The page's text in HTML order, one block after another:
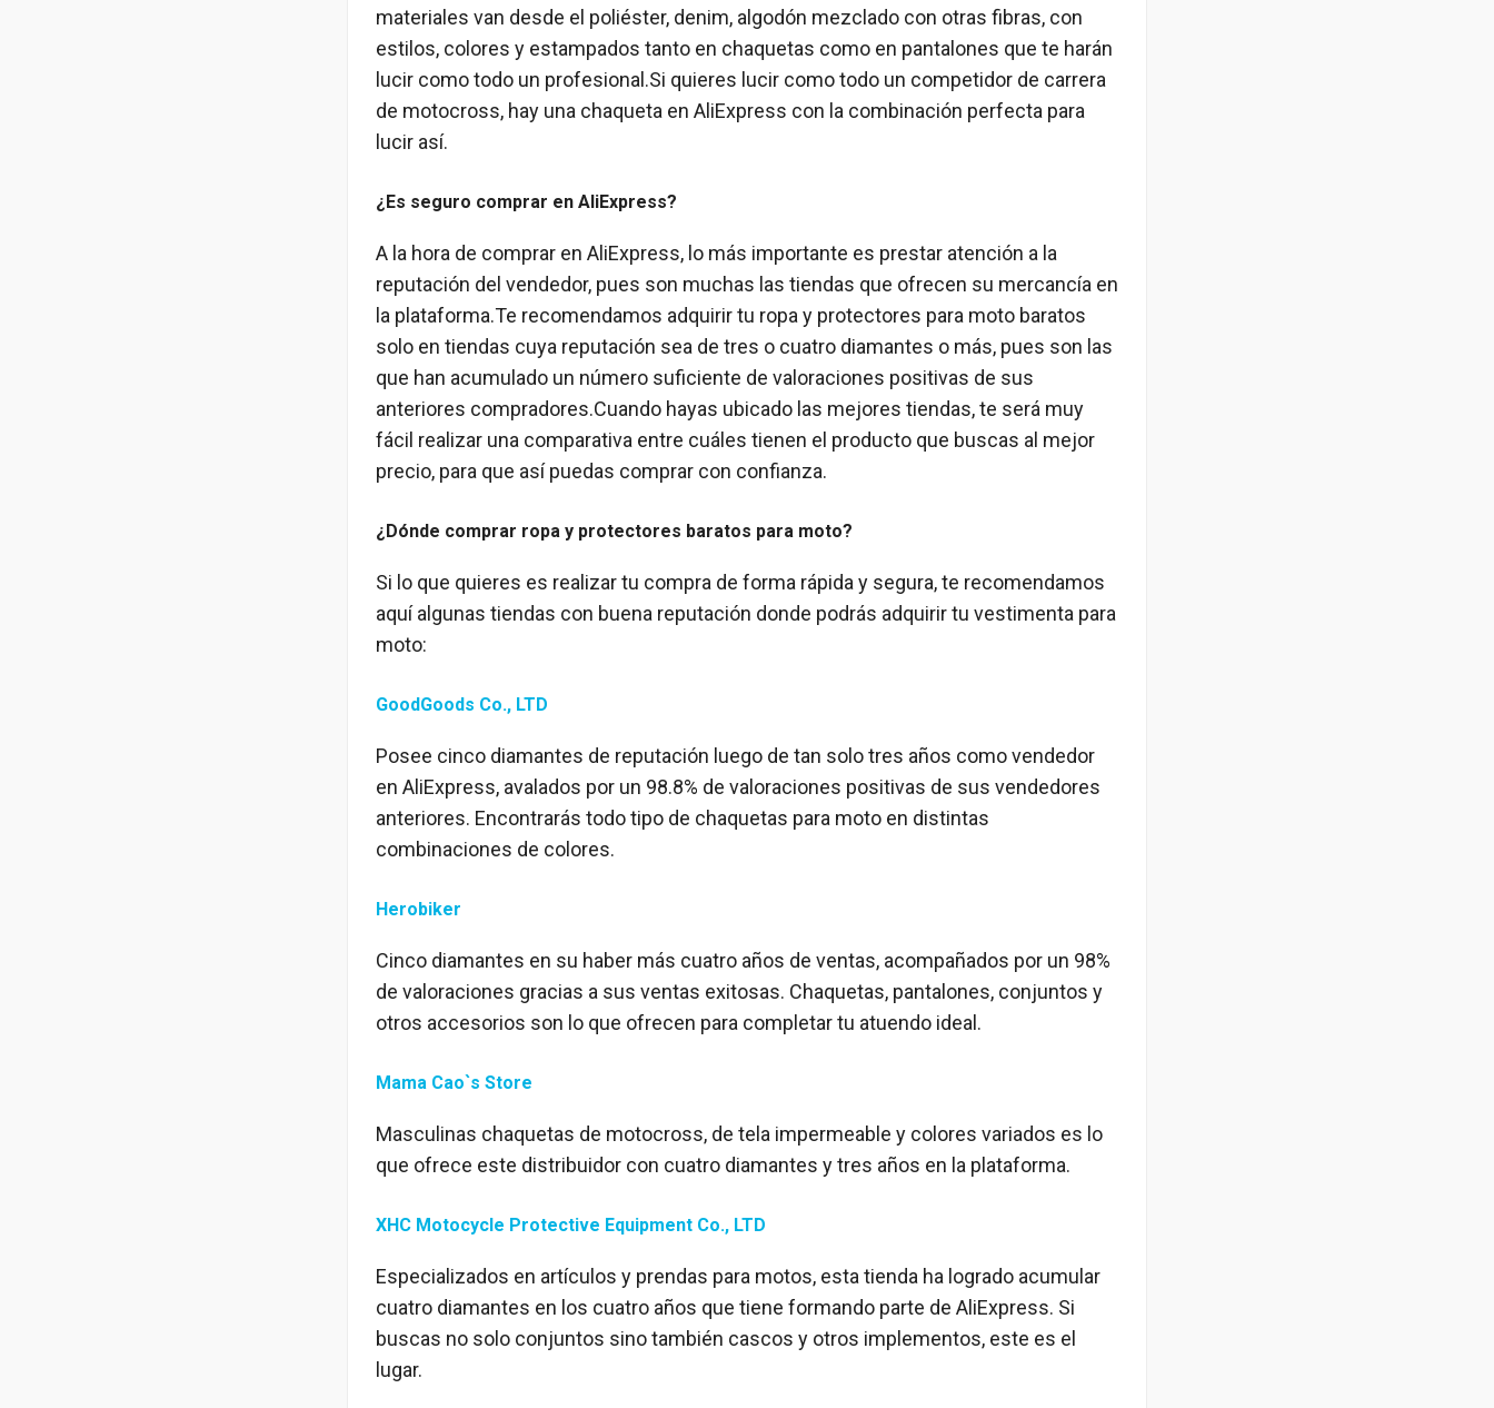
materiales van desde el poliéster, denim, algodón mezclado con otras fibras, con
estilos, colores y estampados tanto en chaquetas como en pantalones que te harán
lucir como todo un profesional.Si quieres lucir como todo un competidor de carrera
de motocross, hay una chaqueta en AliExpress con la combinación perfecta para
lucir así.
¿Es seguro comprar en AliExpress?
A la hora de comprar en AliExpress, lo más importante es prestar atención a la
reputación del vendedor, pues son muchas las tiendas que ofrecen su mercancía en
la plataforma.Te recomendamos adquirir tu ropa y protectores para moto baratos
solo en tiendas cuya reputación sea de tres o cuatro diamantes o más, pues son las
que han acumulado un número suficiente de valoraciones positivas de sus
anteriores compradores.Cuando hayas ubicado las mejores tiendas, te será muy
fácil realizar una comparativa entre cuáles tienen el producto que buscas al mejor
precio, para que así puedas comprar con confianza.
¿Dónde comprar ropa y protectores baratos para moto?
Si lo que quieres es realizar tu compra de forma rápida y segura, te recomendamos
aquí algunas tiendas con buena reputación donde podrás adquirir tu vestimenta para
moto:
GoodGoods Co., LTD
Posee cinco diamantes de reputación luego de tan solo tres años como vendedor
en AliExpress, avalados por un 98.8% de valoraciones positivas de sus vendedores
anteriores. Encontrarás todo tipo de chaquetas para moto en distintas
combinaciones de colores.
Herobiker
Cinco diamantes en su haber más cuatro años de ventas, acompañados por un 98%
de valoraciones gracias a sus ventas exitosas. Chaquetas, pantalones, conjuntos y
otros accesorios son lo que ofrecen para completar tu atuendo ideal.
Mama Cao`s Store
Masculinas chaquetas de motocross, de tela impermeable y colores variados es lo
que ofrece este distribuidor con cuatro diamantes y tres años en la plataforma.
XHC Motocycle Protective Equipment Co., LTD
Especializados en artículos y prendas para motos, esta tienda ha logrado acumular
cuatro diamantes en los cuatro años que tiene formando parte de AliExpress. Si
buscas no solo conjuntos sino también cascos y otros implementos, este es el
lugar.